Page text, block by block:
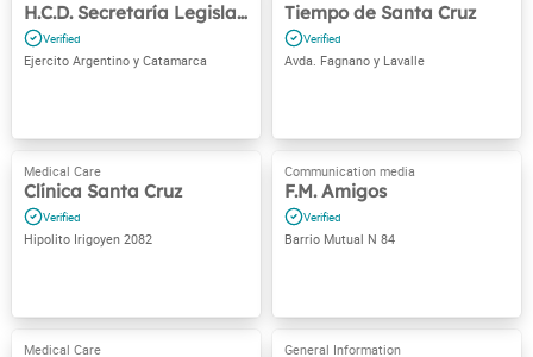
H.C.D. Secretaría Legislativa
Ejercito Argentino y Catamarca
Tiempo de Santa Cruz
Avda. Fagnano y Lavalle
Clínica Santa Cruz
Hipolito Irigoyen 2082
F.M. Amigos
Barrio Mutual N 84